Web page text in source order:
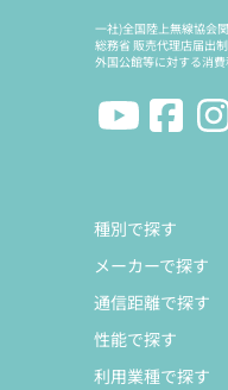
一社)全国陸上無線協会
総務省 販売代理店届出
外国公館等に対する消
種別で探す
メーカーで探す
通信距離で探す
性能で探す
利用業種で探す